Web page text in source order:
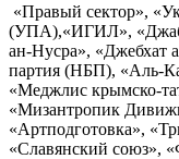
«Правый сектор»,
(УПА),«ИГИЛ»,
ан-Нусра», «Джебхат
партия (НБП), «Аль-
«Меджлис крымско-
«Мизантропик
«Артподготовка»,
«Славянский союз»,